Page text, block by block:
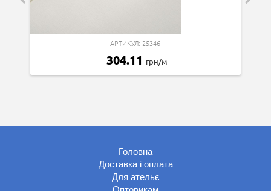
АРТИКУЛ: 25346
304.11 грн/м
Головна
Доставка і оплата
Для ательє